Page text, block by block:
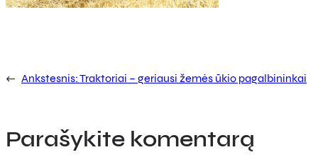
← Ankstesnis:Traktoriai – geriausi žemės ūkio pagalbininkai
Parašykite komentarą